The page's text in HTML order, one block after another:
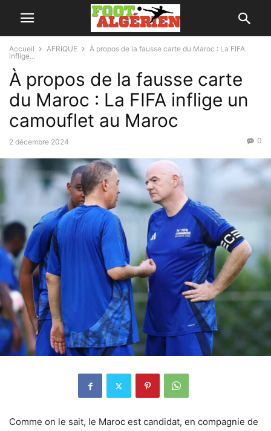
Accueil AFRIQUE
À propos de la fausse carte du Maroc : La FIFA
inflige...
À propos de la fausse carte
du Maroc : La FIFA inflige un
camouflet au Maroc
2 décembre 2024 0
Comme on le sait, le Maroc est candidat, en compagnie de